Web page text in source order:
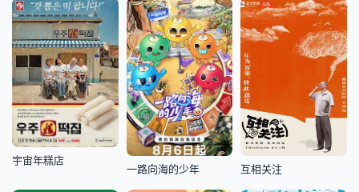
宇宙年糕店
一路向海的少年 互相关注